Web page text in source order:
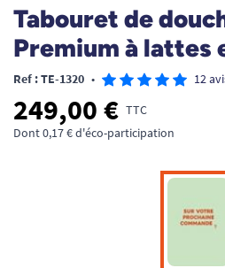
Tabouret de
Premium à lattes
Ref : TE-1320 • 12
249,00 € TTC
Dont 0,17 € d'éco-participation